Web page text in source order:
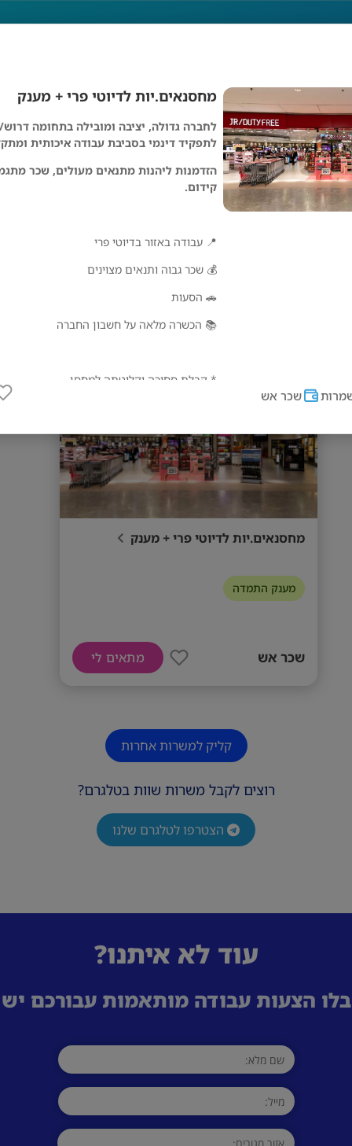
מחסנאים.יות לדיוטי פרי + מענק
לחברה גדולה, יציבה ומובילה בתחומה
לתפקיד דינמי בסביבת עבודה איכותית
הזדמנות ליהנות מתנאים מעולים, שכר
קידום.
📍 עבודה באזור בדיוטי פרי
💰 שכר גבוה ותנאים מצוינים
🚗 הסעות
📚 הכשרה מלאה על חשבון החברה
* קבלת סחורה וקליטתה למחסן
* ליקוט והכנת הזמנות
🎁 טיול חברה + מענק התמדה מהחודש השני
📈 אפשרויות קידום רבות למתאימים/ות
* נכונות לעבודה פיזית
שכר אש
לדיוטי פרי +
מחסנאים.יות לדיוטי פרי + מענק
מענק התמדה
שכר אש מתאים לי
קליק למשרות אחרות
רוצים לקבל משרות שוות בטלגרם?
הצטרפו לטלגרם שלנו
עוד לא איתנו?
הצעות עבודה מותאמות עבורכם